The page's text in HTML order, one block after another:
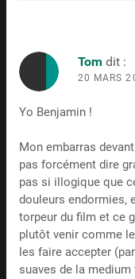
Tom dit :
20 MARS
Yo Benjamin !
Mon embarras
pas forcément dire
pas si illogique que
douleurs endormies,
torpeur du film et ce
plutôt venir comme
les faire accepter
suaves de la